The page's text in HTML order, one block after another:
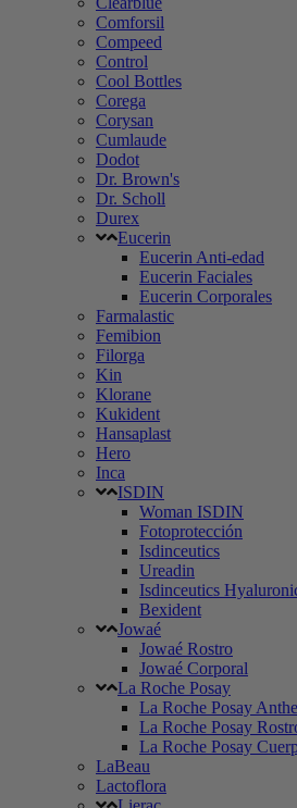
Comforsil
Compeed
Control
Cool Bottles
Corega
Corysan
Cumlaude
Dodot
Dr. Brown's
Dr. Scholl
Durex
Eucerin
Eucerin Anti-edad
Eucerin Faciales
Eucerin Corporales
Farmalastic
Femibion
Filorga
Kin
Klorane
Kukident
Hansaplast
Hero
Inca
ISDIN
Woman ISDIN
Fotoprotección
Isdinceutics
Ureadin
Isdinceutics
Bexident
Jowaé
Jowaé Rostro
Jowaé Corporal
La Roche Posay
La Roche Posay
La Roche Posay
La Roche Posay
LaBeau
Lactoflora